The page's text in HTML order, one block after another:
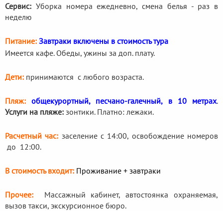
Сервис: Уборка номера ежедневно, смена белья - раз в
неделю
Питание: Завтраки включены в стоимость тура
Имеется кафе. Обеды, ужины за доп. плату.
Дети: принимаются с любого возраста.
Пляж: общекурортный, песчано-галечный, в 10 метрах.
Услуги на пляже: зонтики. Платно: лежаки.
Расчетный час: заселение с 14:00, освобождение номеров
до 12:00.
В стоимость входит: Проживание + завтраки
Прочее: Массажный кабинет, автостоянка охраняемая,
вызов такси, экскурсионное бюро.